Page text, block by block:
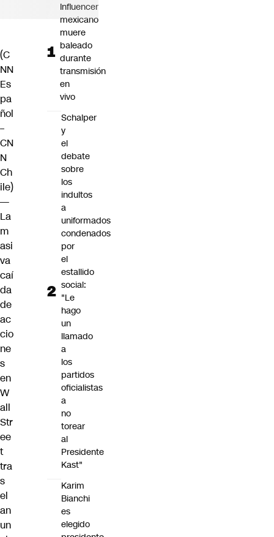
(C
NN
Es
pa
ñol
–
CN
N
Ch
ile)
—
La
m
asi
va
caí
da
de
ac
cio
ne
s
en
W
all
Str
ee
t
tra
s
el
an
un
Influencer
mexicano
muere
baleado
durante
transmisión
en
vivo
Schalper
y
el
debate
sobre
los
indultos
a
uniformados
condenados
por
el
estallido
social:
"Le
hago
un
llamado
a
los
partidos
oficialistas
a
no
torear
al
Presidente
Kast"
Karim
Bianchi
es
elegido